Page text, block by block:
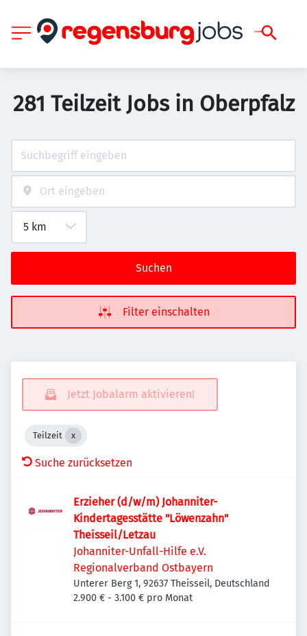
281 Teilzeit Jobs in Oberpfalz
Suchen
Filter einschalten
Jetzt Jobalarm aktivieren!
Teilzeit
Suche zurücksetzen
Erzieher (d/w/m) Johanniter-
Kindertagesstätte "Löwenzahn"
Theisseil/Letzau
Johanniter-Unfall-Hilfe e.V.
Regionalverband Ostbayern
Unterer Berg 1, 92637 Theisseil, Deutschland
2.900 € - 3.100 € pro Monat